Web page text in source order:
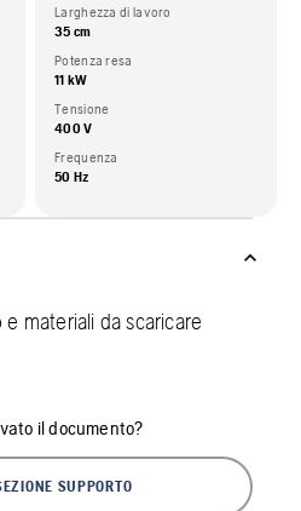
Larghezza di lavoro
35 cm
Potenza resa
11 kW
Tensione
400 V
Frequenza
50 Hz
materiali da scaricare
il documento?
SUPPORTO